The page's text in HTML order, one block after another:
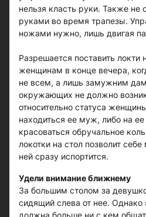
нельзя класть руки. Также не
руками во время трапезы.
ножами нужно, лишь двигая
Разрешается поставить локти
женщинам в конце вечера,
не всем, а лишь замужним
окружающих не должно
относительно статуса
находиться ее муж, либо на
красоваться обручальное
локотки на стол позволит
ней сразу испортится.
Удели внимание ближнему
За большим столом за
сидящий слева от нее. Однако
должна больше ни с кем